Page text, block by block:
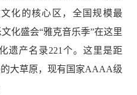
化的核心区，全国规模最
化盛会“雅克音乐季”在这里
遗产名录221 个。这里是距
大草原，现有国家AAAA级